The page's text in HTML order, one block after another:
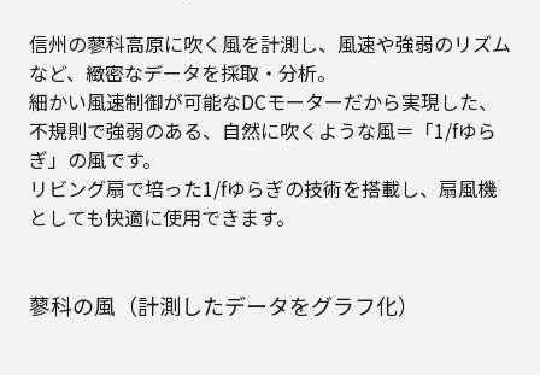
信州の蓼科高原に吹く風を計測し、風速や強弱のリズム
など、緻密なデータを採取・分析。
細かい風速制御が可能なDCモーターだから実現した、
不規則で強弱のある、自然に吹くような風＝「1/fゆら
ぎ」の風です。
リビング扇で培った1/fゆらぎの技術を搭載し、扇風機
としても快適に使用できます。
蓼科の風（計測したデータをグラフ化）